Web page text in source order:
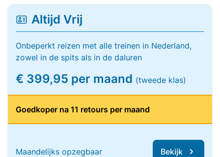
Altijd Vrij
Onbeperkt reizen met alle treinen in Nederland,
zowel in de spits als in de daluren
€ 399,95 per maand (tweede klas)
Goedkoper na 11 retours per maand
Maandelijks opzegbaar Bekijk